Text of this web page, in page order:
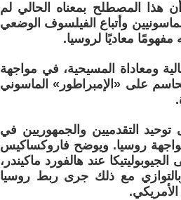
هذا المصطلح بمعناه الحالي لم
وأتباع الفيلسوف الوضعي
ومعاداة المسيحية، في مواجهة
على «الإمبراطور» الماسوني
التقدميين والجمهوريين في
روسيا. ويوضح فاروكساكيس
عند هالفورد ماكيندر،
مع ذلك جرى ربط روسيا